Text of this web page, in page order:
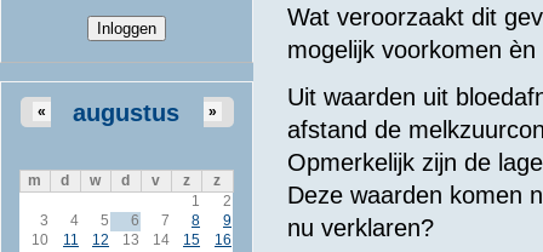
augustus
« »
m d w d v z
z
1
2
3
4 5 6 7 8
9
10
11 12 13 14 15
16
Wat veroorzaakt dit
mogelijk voorkomen
Uit waarden uit
afstand de
Opmerkelijk zijn de
Deze waarden komen
nu verklaren?